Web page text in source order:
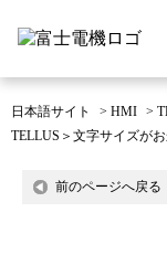
日本語サイト > HMI >
TELLUS＞文字サイズが
前のページへ戻る